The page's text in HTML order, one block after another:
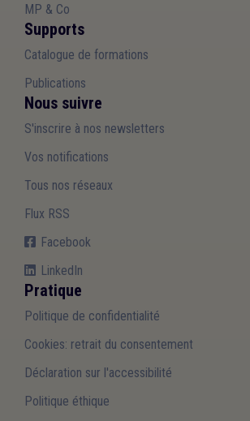
MP & Co
Supports
Catalogue de formations
Publications
Nous suivre
S'inscrire à nos newsletters
Vos notifications
Tous nos réseaux
Flux RSS
Facebook
LinkedIn
Pratique
Politique de confidentialité
Cookies: retrait du consentement
Déclaration sur l'accessibilité
Politique éthique